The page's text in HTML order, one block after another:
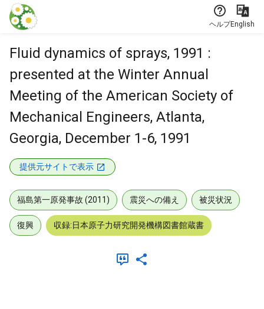
本文に飛ぶ
ヘルプEnglish
Fluid dynamics of sprays, 1991 :
presented at the Winter Annual
Meeting of the American Society of
Mechanical Engineers, Atlanta,
Georgia, December 1-6, 1991
提供元サイトで表示
福島第一原発事故 (2011) 震災への備え 被災状況
復興 収録:日本原子力研究開発機構図書館蔵書